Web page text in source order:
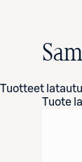
Tuotteet
Tuote